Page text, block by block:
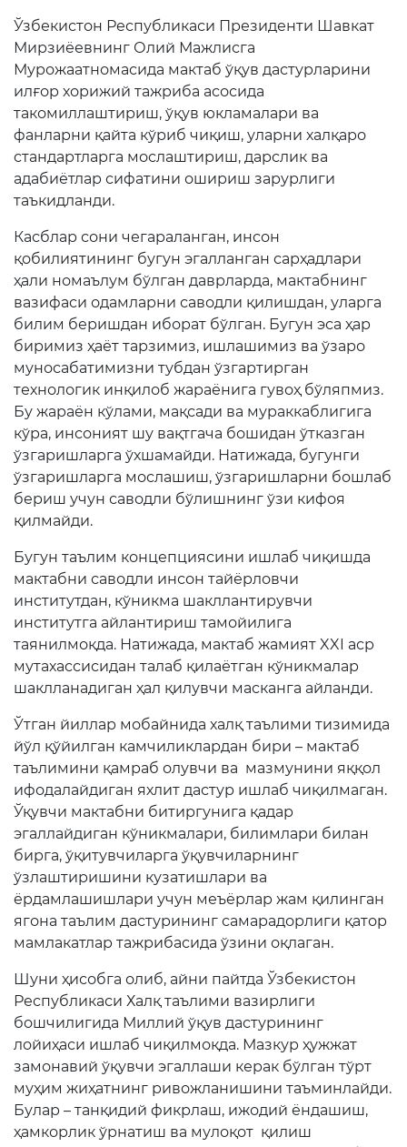
Ёрдам
Аккредитация
Инфографика
Корупцияга қарши кураш
Murojaatlar
Эълонлар
Янгиликлар
Очиқ бюджет
ОЧИҚ МАЪЛУМОТЛАР
(ПФ-6247)
Очиқ маълумотлар
Ўзбекистон Республикаси Президенти Шавкат
Мирзиёевнинг Олий Мажлисга
Мурожаатномасида мактаб ўқув дастурларини
илғор хорижий тажриба асосида
такомиллаштириш, ўқув юкламалари ва
фанларни қайта кўриб чиқиш, уларни халқаро
стандартларга мослаштириш, дарслик ва
адабиётлар сифатини ошириш зарурлиги
таъкидланди.
Касблар сони чегараланган, инсон
қобилиятининг бугун эгалланган сарҳадлари
ҳали номаълум бўлган даврларда, мактабнинг
вазифаси одамларни саводли қилишдан, уларга
билим беришдан иборат бўлган. Бугун эса ҳар
биримиз ҳаёт тарзимиз, ишлашимиз ва ўзаро
муносабатимизни тубдан ўзгартирган
технологик инқилоб жараёнига гувоҳ бўляпмиз.
Бу жараён кўлами, мақсади ва мураккаблигига
кўра, инсоният шу вақтгача бошидан ўтказган
ўзгаришларга ўхшамайди. Натижада, бугунги
ўзгаришларга мослашиш, ўзгаришларни бошлаб
бериш учун саводли бўлишнинг ўзи кифоя
қилмайди.
Бугун таълим концепциясини ишлаб чиқишда
мактабни саводли инсон тайёрловчи
институтдан, кўникма шакллантирувчи
институтга айлантириш тамойилига
таянилмоқда. Натижада, мактаб жамият XXI аср
мутахассисидан талаб қилаётган кўникмалар
шаклланадиган ҳал қилувчи масканга айланди.
Ўтган йиллар мобайнида халқ таълими тизимида
йўл қўйилган камчиликлардан бири – мактаб
таълимини қамраб олувчи ва мазмунини яққол
ифодалайдиган яхлит дастур ишлаб чиқилмаган.
Ўқувчи мактабни битиргунига қадар
эгаллайдиган кўникмалари, билимлари билан
бирга, ўқитувчиларга ўқувчиларнинг
ўзлаштиришини кузатишлари ва
ёрдамлашишлари учун меъёрлар жам қилинган
ягона таълим дастурининг самарадорлиги қатор
мамлакатлар тажрибасида ўзини оқлаган.
Шуни ҳисобга олиб, айни пайтда Ўзбекистон
Республикаси Халқ таълими вазирлиги
бошчилигида Миллий ўқув дастурининг
лойиҳаси ишлаб чиқилмоқда. Мазкур ҳужжат
замонавий ўқувчи эгаллаши керак бўлган тўрт
муҳим жиҳатнинг ривожланишини таъминлайди.
Булар – танқидий фикрлаш, ижодий ёндашиш,
ҳамкорлик ўрнатиш ва мулоқот қилиш